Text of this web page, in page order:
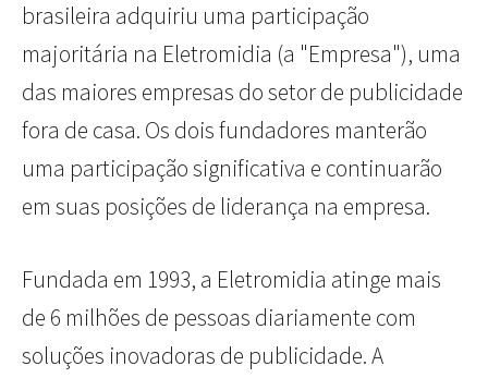
brasileira adquiriu uma participação
majoritária na Eletromidia (a "Empresa"), uma
das maiores empresas do setor de publicidade
fora de casa. Os dois fundadores manterão
uma participação significativa e continuarão
em suas posições de liderança na empresa.
Fundada em 1993, a Eletromidia atinge mais
de 6 milhões de pessoas diariamente com
soluções inovadoras de publicidade. A